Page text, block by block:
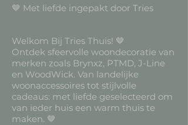
🤎 Met liefde ingepakt door Tries
Welkom Bij Tries Thuis! 🤎
Ontdek sfeervolle woondecoratie van
merken zoals Brynxz, PTMD, J-Line
en WoodWick. Van landelijke
woonaccessoires tot stijlvolle
cadeaus: met liefde geselecteerd om
van ieder huis een warm thuis te
maken. 🤎